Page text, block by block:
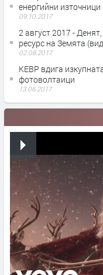
енергийни източници
09.10.2017
2 август 2017 -
ресурс на Земята
02.08.2017
КЕВР вдига
фотоволтаици
13.06.2017